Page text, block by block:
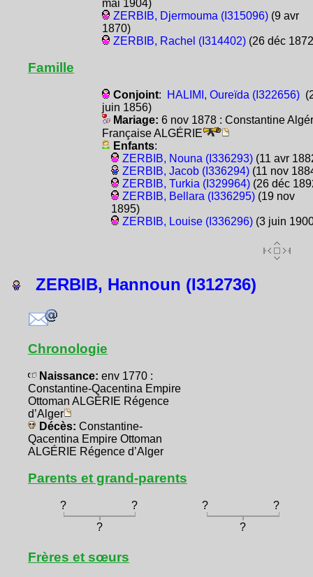
mai 1904)
ZERBIB, Djermouma (I315096)(9 avr
1870)
ZERBIB, Rachel (I314402)(26 déc
Famille
Conjoint: HALIMI, Oureïda (I322656)
juin 1856)
Mariage: 6 nov 1878 : Constantine
Française ALGÉRIE
Enfants:
ZERBIB, Nouna (I336293)(11 avr
ZERBIB, Jacob (I336294)(11 nov
ZERBIB, Turkia (I329964)(26 déc
ZERBIB, Bellara (I336295)(19 nov
1895)
ZERBIB, Louise (I336296)(3 juin
ZERBIB, Hannoun (I312736)
Chronologie
Naissance: env 1770 :
Constantine-Qacentina Empire
Ottoman ALGÉRIE Régence
d’Alger
Décès: Constantine-
Qacentina Empire Ottoman
ALGÉRIE Régence d’Alger
Parents et grand-parents
? ? ?
?
?
?
Frères et sœurs